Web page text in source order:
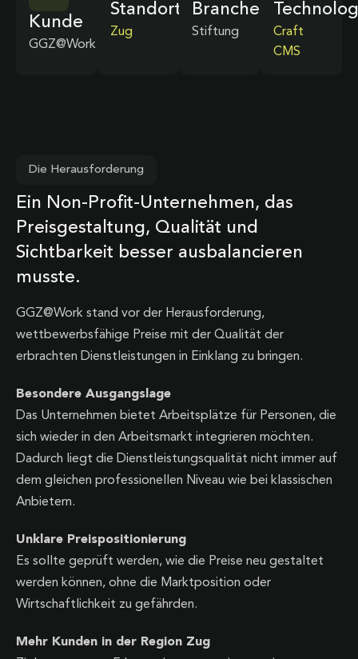
Kunde
GGZ@Work
Standort
Zug
Branche
Stiftung
Craft
CMS
Die Herausforderung
Ein Non-Profit-Unternehmen, das
Preisgestaltung, Qualität und
Sichtbarkeit besser ausbalancieren
musste.
GGZ@Work stand vor der Herausforderung,
wettbewerbsfähige Preise mit der Qualität der
erbrachten Dienstleistungen in Einklang zu bringen.
Besondere Ausgangslage
Das Unternehmen bietet Arbeitsplätze für Personen, die
sich wieder in den Arbeitsmarkt integrieren möchten.
Dadurch liegt die Dienstleistungsqualität nicht immer auf
dem gleichen professionellen Niveau wie bei klassischen
Anbietern.
Unklare Preispositionierung
Es sollte geprüft werden, wie die Preise neu gestaltet
werden können, ohne die Marktposition oder
Wirtschaftlichkeit zu gefährden.
Mehr Kunden in der Region Zug